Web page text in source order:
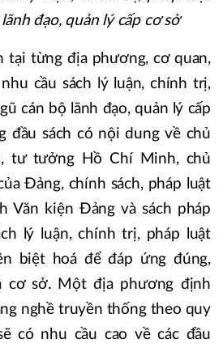
đạo, quản lý cấp cơ sở
tại từng địa phương, cơ quan,
cầu sách lý luận, chính trị,
cán bộ lãnh đạo, quản lý cấp
đầu sách có nội dung về chủ
tư tưởng Hồ Chí Minh, chủ
Đảng, chính sách, pháp luật
Văn kiện Đảng và sách pháp
lý luận, chính trị, pháp luật
biệt hoá để đáp ứng đúng,
cơ sở. Một địa phương định
nghề truyền thống theo quy
có nhu cầu cao về các đầu